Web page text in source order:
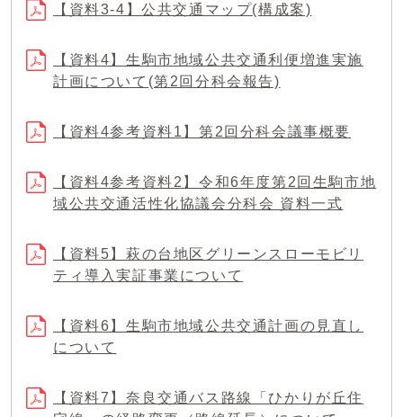
【資料3-4】公共交通マップ(構成案)
【資料4】生駒市地域公共交通利便増進実施
計画について(第2回分科会報告)
【資料4参考資料1】第2回分科会議事概要
【資料4参考資料2】令和6年度第2回生駒市地
域公共交通活性化協議会分科会 資料一式
【資料5】萩の台地区グリーンスローモビリ
ティ導入実証事業について
【資料6】生駒市地域公共交通計画の見直し
について
【資料7】奈良交通バス路線「ひかりが丘住